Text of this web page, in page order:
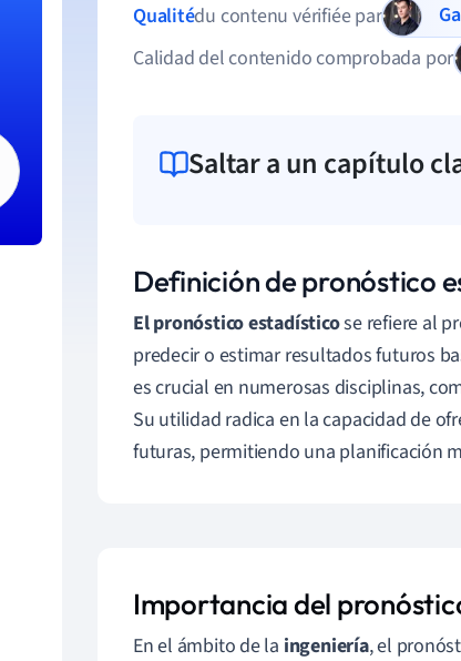
Qualitédu contenu vérifiée par
Calidad del contenido comprobada por
Saltar a un capítulo
Definición de pronóstico
El pronóstico estadísticose refiere al
predecir o estimar resultados futuros
es crucial en numerosas disciplinas,
Su utilidad radica en la capacidad de
futuras, permitiendo una planificación
Importancia del
En el ámbito de la ingeniería, el